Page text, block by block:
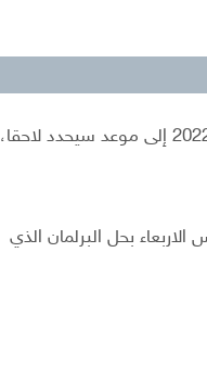
أعلنت رئاسة مجلس نواب الشعب المنحل، عن تأجيل الجلسة العامة المقررة ليوم 02 أفريل 2022 إلى موعد سيحدد لاحقا،
بحل البرلمان الذي